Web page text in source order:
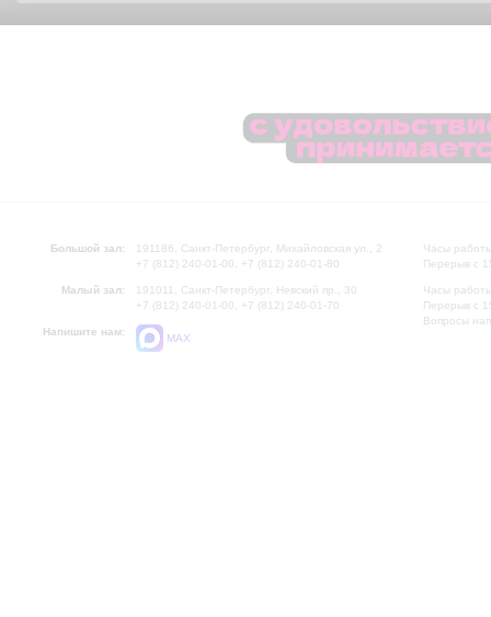
Большой зал:
191186, Санкт-Петербург, Михайловская ул., 2
+7 (812) 240-01-00, +7 (812) 240-01-80
Малый зал:
191011, Санкт-Петербург, Невский пр., 30
+7 (812) 240-01-00, +7 (812) 240-01-70
Напишите нам:
MAX
Часы
Перерыв с
Часы
Перерыв с
Вопросы